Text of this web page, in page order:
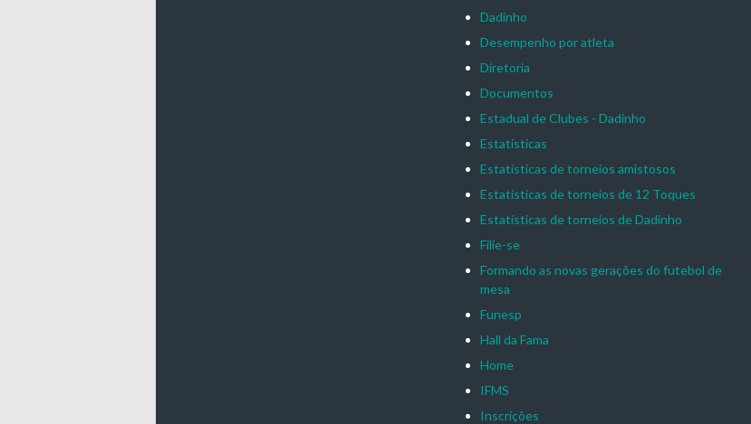
Dadinho
Desempenho por atleta
Diretoria
Documentos
Estadual de Clubes - Dadinho
Estatísticas
Estatísticas de torneios amistosos
Estatísticas de torneios de 12 Toques
Estatísticas de torneios de Dadinho
Filie-se
Formando as novas gerações do futebol de
mesa
Funesp
Hall da Fama
Home
IFMS
Inscrições